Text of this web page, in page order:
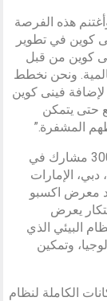
هذه الفرصة
كوين في تطوير
كوين من قبل
عالمية. ونحن نخطط
لإضافة فينى كوين
حتى يتمكن
المشفرة.”
أعلنت مجموعة إنفينيتي عن ذلك أمام أكثر من 300 مشارك في
الإمارات
يوم الأحد 25 أغسطس 2024. يعد معرض اكسبو
يعرض
البيئي الذي
وتمكين
الكاملة لنظام